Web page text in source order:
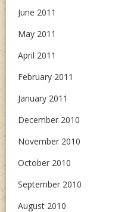
June 2011
May 2011
April 2011
February 2011
January 2011
December 2010
November 2010
October 2010
September 2010
August 2010